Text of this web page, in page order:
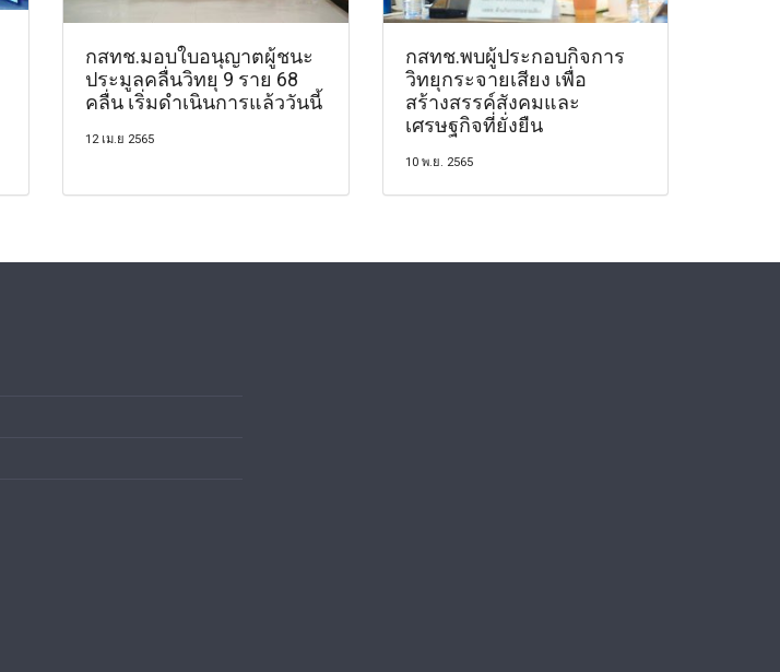
กสทช.มอบใบอนุญาตผู้ชนะ
ประมูลคลื่นวิทยุ 9 ราย 68
คลื่น เริ่มดำเนินการแล้ววันนี้
12 เม.ย 2565
กสทช.พบผู้ประกอบกิจการ
วิทยุกระจายเสียง เพื่อ
สร้างสรรค์สังคมและ
เศรษฐกิจที่ยั่งยืน
10 พ.ย. 2565